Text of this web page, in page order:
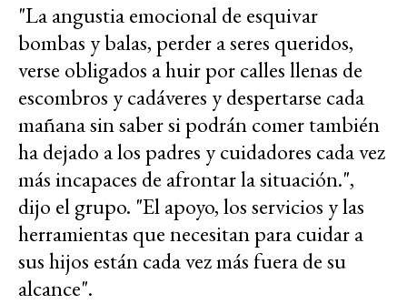
"La angustia emocional de esquivar
bombas y balas, perder a seres queridos,
verse obligados a huir por calles llenas de
escombros y cadáveres y despertarse cada
mañana sin saber si podrán comer también
ha dejado a los padres y cuidadores cada vez
más incapaces de afrontar la situación.",
dijo el grupo. "El apoyo, los servicios y las
herramientas que necesitan para cuidar a
sus hijos están cada vez más fuera de su
alcance".